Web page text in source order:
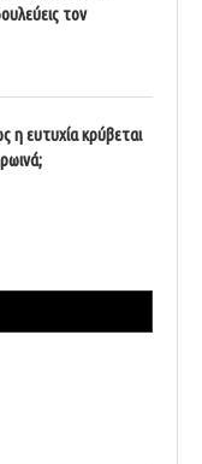
τον
ευτυχία κρύβεται